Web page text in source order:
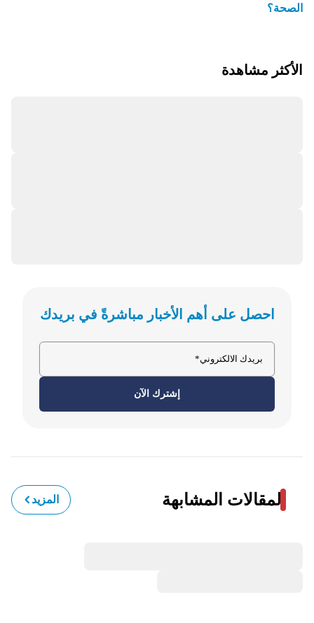
الصحة؟
الأكثر مشاهدة
احصل على أهم الأخبار مباشرةً في بريدك
إشترك الآن
المقالات المشابهة المزيد